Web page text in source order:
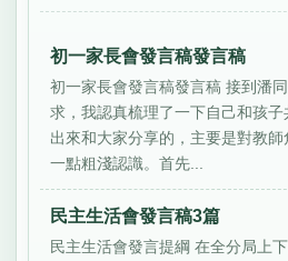
初一家長會發言稿發言稿
初一家長會發言稿發言稿 接到潘
求，我認真梳理了一下自己和孩
出來和大家分享的，主要是對教
一點粗淺認識。首先...
民主生活會發言稿3篇
民主生活會發言提綱 在全分局上